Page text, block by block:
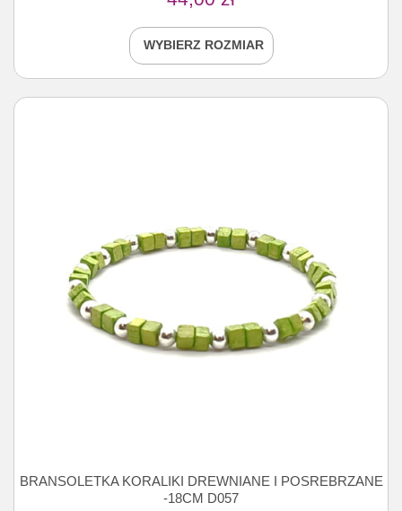
WYBIERZ ROZMIAR
BRANSOLETKA KORALIKI DREWNIANE I POSREBRZANE
-18CM D057